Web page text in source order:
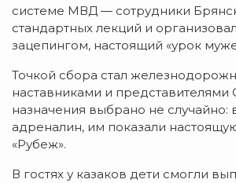
системе МВД — сотрудники
стандартных лекций и
зацепингом, настоящий «урок
Точкой сбора стал
наставниками и
назначения выбрано не
адреналин, им показали
«Рубеж».
В гостях у казаков дети смогли